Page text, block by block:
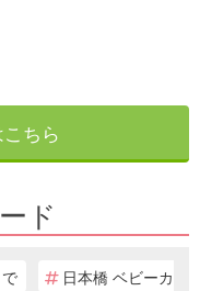
ちら
ド
日本橋 ベビーカ